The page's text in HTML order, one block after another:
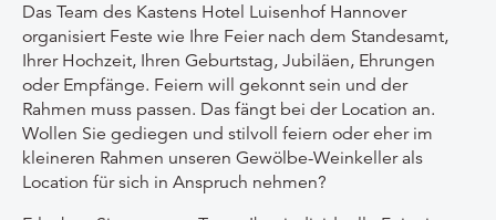
Das Team des Kastens Hotel Luisenhof Hannover
organisiert Feste wie Ihre Feier nach dem Standesamt,
Ihrer Hochzeit, Ihren Geburtstag, Jubiläen, Ehrungen
oder Empfänge. Feiern will gekonnt sein und der
Rahmen muss passen. Das fängt bei der Location an.
Wollen Sie gediegen und stilvoll feiern oder eher im
kleineren Rahmen unseren Gewölbe-Weinkeller als
Location für sich in Anspruch nehmen?